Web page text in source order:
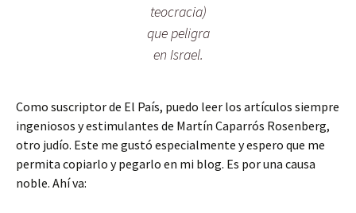
teocracia)
que peligra
en Israel.
Como suscriptor de El País, puedo leer los artículos siempre
ingeniosos y estimulantes de Martín Caparrós Rosenberg,
otro judío. Este me gustó especialmente y espero que me
permita copiarlo y pegarlo en mi blog. Es por una causa
noble. Ahí va: